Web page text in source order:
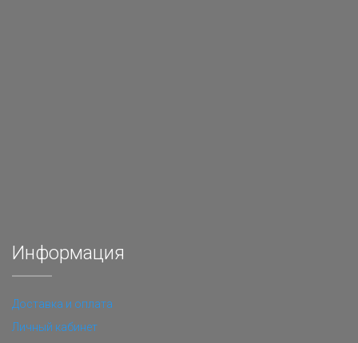
Информация
Доставка и оплата
Личный кабинет